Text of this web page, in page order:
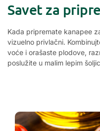
Savet za
Kada pripremate kanapee
vizuelno privlačni.
voće i orašaste plodove,
poslužite u malim lepim